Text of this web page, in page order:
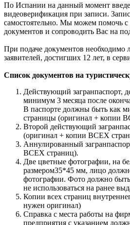
По Испании на данный момент
видеоверификация при записи.
самостоятельно. Мы можем помочь с
документов и сопроводить Вас на
При подаче документов необходимо
заявителей, достигших 12 лет, в
Список документов на
Действующий загранпаспорт,
минимум 3 месяца после
В паспорте должны быть как
страницы (оригинал + копии
Второй действующий
(оригинал + копии ВСЕХ
Аннулированный
ВСЕХ страниц).
Две цветные фотографии, на
размером35*45 мм, лицо
фотографии. Фото должно
не использоваться на ранее
Копии всех страниц
нужен оригинал)
Справка с места работы на
предприятия с указанием